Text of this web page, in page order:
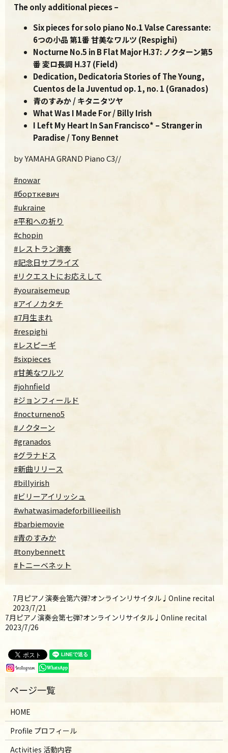
The only additional pieces –
Six pieces for solo piano No.1 Valse Caressante:
6つの小品 第1番 甘美なワルツ (Respighi)
Nocturne No.5 in B Flat Major H.37: ノクターン第5
番 変ロ長調 H.37 (Field)
Dedication, DedicatoriaStories of The Young,
Cuentos de la Juventud op. 1, no. 1 (Granados)
青のすみか / キタニタツヤ
What Was I Made For / Billy Irish
I Left My Heart In San Francisco* – Stranger in
Paradise/ Tony Bennet
by YAMAHA GRAND Piano C3//
#nowar
#борткевич
#ukraine
#平和への祈り
#chopin
#レストラン演奏
#記念日サプライズ
#リクエストにお応えして
#youraisemeup
#アイノカタチ
#7月生まれ
#respighi
#レスピーギ
#sixpieces
#甘美なワルツ
#johnfield
#ジョンフィールド
#nocturneno5
#ノクターン
#granados
#グラナドス
#新曲リリース
#billyirish
#ビリーアイリッシュ
#whatwasimadeforbillieeilish
#barbiemovie
#青のすみか
#tonybennett
#トニーベネット
7月ピアノ演奏会第六弾?オンラインリサイタル♩Online recital
2023/7/21
7月ピアノ演奏会第七弾?オンラインリサイタル♩Online recital
2023/7/26
HOME
Profile プロフィール
Activities 活動内容